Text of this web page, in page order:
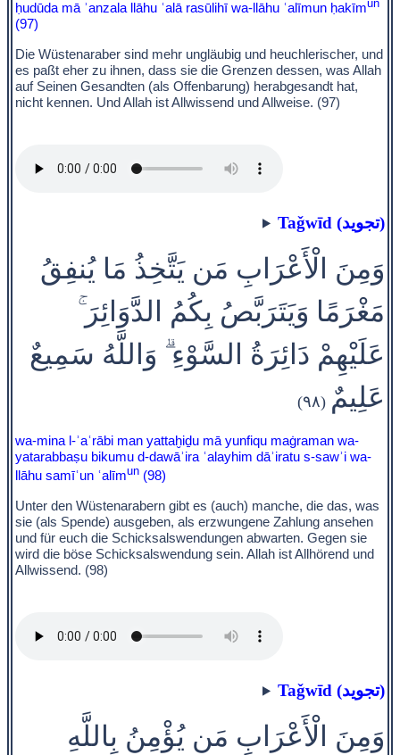
ḥudūda mā ʾanzala llāhu ʿalā rasūlihī wa-llāhu ʿalīmun ḥakīmun
(97)
Die Wüstenaraber sind mehr ungläubig und heuchlerischer, und
es paßt eher zu ihnen, dass sie die Grenzen dessen, was Allah
auf Seinen Gesandten (als Offenbarung) herabgesandt hat,
nicht kennen. Und Allah ist Allwissend und Allweise. (97)
Taǧwīd (تجويد)
وَمِنَ الْأَعْرَابِ مَن يَتَّخِذُ مَا يُنفِقُ
مَغْرَمًا وَيَتَرَبَّصُ بِكُمُ الدَّوَائِرَ ۚ
عَلَيْهِمْ دَائِرَةُ السَّوْءِ ۗ وَاللَّهُ سَمِيعٌ
عَلِيمٌ (٩٨)
wa-mina l-ʾaʿrābi man yattaḫiḏu mā yunfiqu maġraman wa-
yatarabbaṣu bikumu d-dawāʾira ʿalayhim dāʾiratu s-sawʾi wa-
llāhu samīʿun ʿalīmun (98)
Unter den Wüstenarabern gibt es (auch) manche, die das, was
sie (als Spende) ausgeben, als erzwungene Zahlung ansehen
und für euch die Schicksalswendungen abwarten. Gegen sie
wird die böse Schicksalswendung sein. Allah ist Allhörend und
Allwissend. (98)
Taǧwīd (تجويد)
وَمِنَ الْأَعْرَابِ مَن يُؤْمِنُ بِاللَّهِ